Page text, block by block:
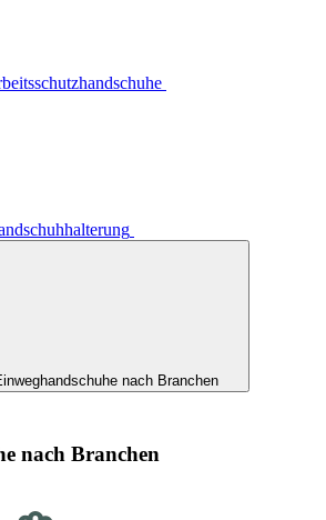
nach Branchen
nach Branchen